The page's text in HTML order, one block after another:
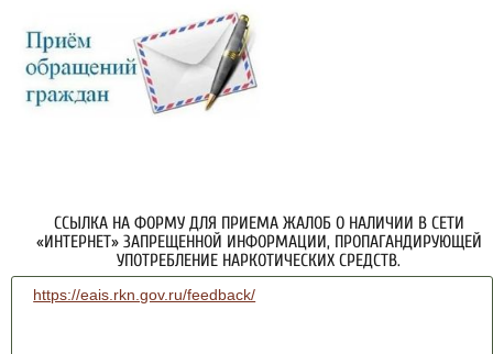
ССЫЛКА НА ФОРМУ ДЛЯ ПРИЕМА ЖАЛОБ О НАЛИЧИИ В СЕТИ
«ИНТЕРНЕТ» ЗАПРЕЩЕННОЙ ИНФОРМАЦИИ, ПРОПАГАНДИРУЮЩЕЙ
УПОТРЕБЛЕНИЕ НАРКОТИЧЕСКИХ СРЕДСТВ.
https://eais.rkn.gov.ru/feedback/